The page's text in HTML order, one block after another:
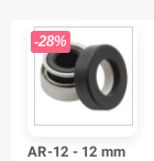
-28%
AR-12 - 12 mm